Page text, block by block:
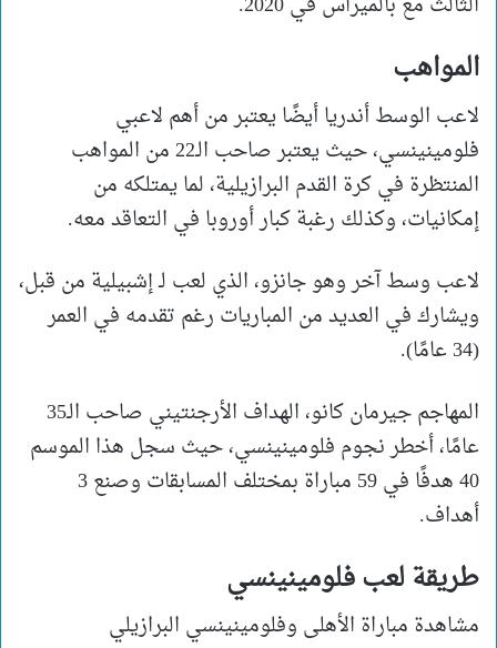
المواهب
لاعب الوسط أندريا أيضًا يعتبر من أهم لاعبي
فلومينينسي، حيث يعتبر صاحب الـ22 من المواهب
المنتظرة في كرة القدم البرازيلية، لما يمتلكه من
إمكانيات، وكذلك رغبة كبار أوروبا في التعاقد معه.
لاعب وسط آخر وهو جانزو، الذي لعب لـ إشبيلية من قبل،
ويشارك في العديد من المباريات رغم تقدمه في العمر
(34 عامًا).
المهاجم جيرمان كانو، الهداف الأرجنتيني صاحب الـ35
عامًا، أخطر نجوم فلومينينسي، حيث سجل هذا الموسم
40 هدفًا في 59 مباراة بمختلف المسابقات وصنع 3
أهداف.
طريقة لعب فلومينينسي
مشاهدة مباراة الأهلى وفلومينينسي البرازيلي